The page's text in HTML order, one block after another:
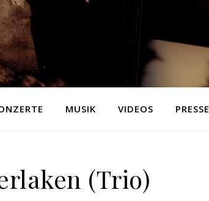
MUSIK VIDEOS PRESSE
(Trio)